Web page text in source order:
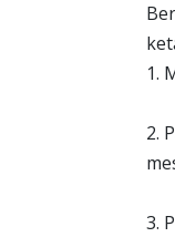
1.
2.
3.